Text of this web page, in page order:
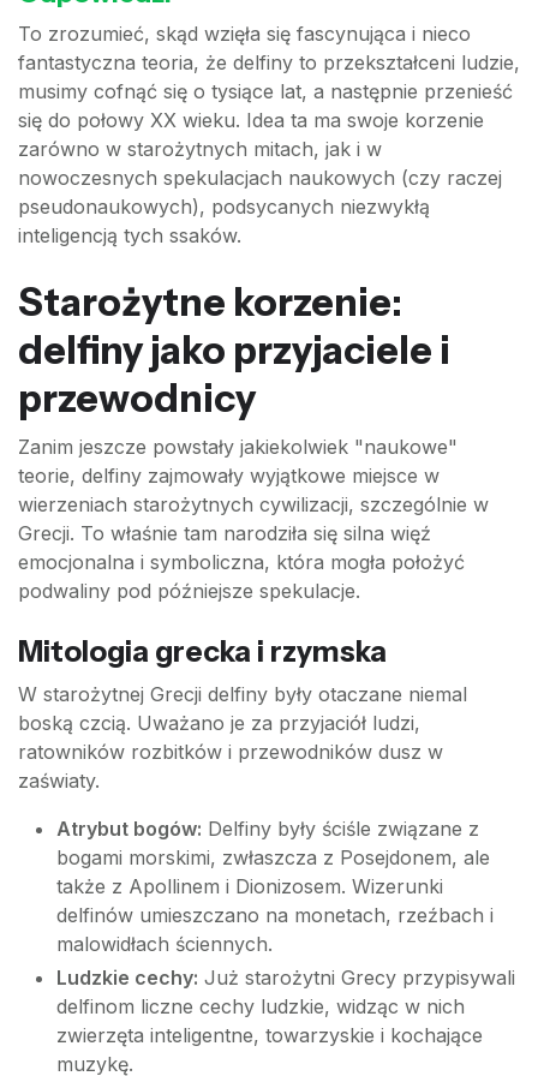
To zrozumieć, skąd wzięła się fascynująca i nieco
fantastyczna teoria, że delfiny to przekształceni ludzie,
musimy cofnąć się o tysiące lat, a następnie przenieść
się do połowy XX wieku. Idea ta ma swoje korzenie
zarówno w starożytnych mitach, jak i w
nowoczesnych spekulacjach naukowych (czy raczej
pseudonaukowych), podsycanych niezwykłą
inteligencją tych ssaków.
Starożytne korzenie:
delfiny jako przyjaciele i
przewodnicy
Zanim jeszcze powstały jakiekolwiek "naukowe"
teorie, delfiny zajmowały wyjątkowe miejsce w
wierzeniach starożytnych cywilizacji, szczególnie w
Grecji. To właśnie tam narodziła się silna więź
emocjonalna i symboliczna, która mogła położyć
podwaliny pod późniejsze spekulacje.
Mitologia grecka i rzymska
W starożytnej Grecji delfiny były otaczane niemal
boską czcią. Uważano je za przyjaciół ludzi,
ratowników rozbitków i przewodników dusz w
zaświaty.
Atrybut bogów: Delfiny były ściśle związane z
bogami morskimi, zwłaszcza z Posejdonem, ale
także z Apollinem i Dionizosem. Wizerunki
delfinów umieszczano na monetach, rzeźbach i
malowidłach ściennych.
Ludzkie cechy: Już starożytni Grecy przypisywali
delfinom liczne cechy ludzkie, widząc w nich
zwierzęta inteligentne, towarzyskie i kochające
muzykę.